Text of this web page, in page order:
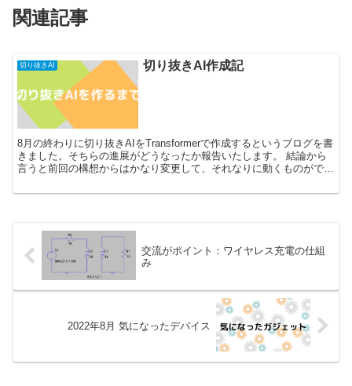
関連記事
切り抜きAI 切り抜きAI作成記
8月の終わりに切り抜きAIをTransformerで作成するというブログを書
きました。そちらの進展がどうなったか報告いたします。 結論から
言うと前回の構想からはかなり変更して、それなりに動くものができ
交流がポイント：ワイヤレス充電の仕組
み
2022年8月 気になったデバイス